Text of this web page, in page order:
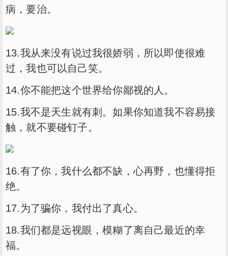
病，要治。
13.我从来没有说过我很娇弱，所以即使很难
过，我也可以自己笑。
14.你不能把这个世界给你鄙视的人。
15.我不是天生就有刺。如果你知道我不容易接
触，就不要碰钉子。
16.有了你，我什么都不缺，心再野，也懂得拒
绝。
17.为了骗你，我付出了真心。
18.我们都是远视眼，模糊了离自己最近的幸
福。